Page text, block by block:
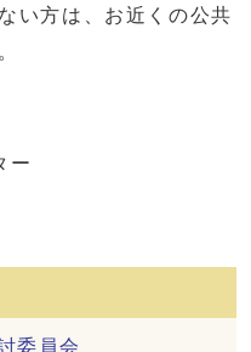
い方は、お近くの公共
ー
委員会